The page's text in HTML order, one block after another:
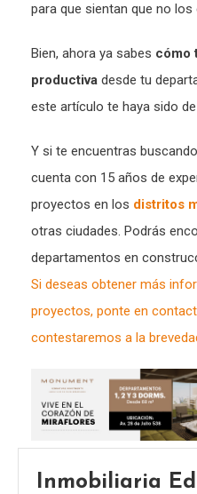
para que sientan que no
Bien, ahora ya sabes cómo
productiva desde tu
este artículo te haya sido
Y si te encuentras
cuenta con 15 años de
proyectos en los distritos
otras ciudades. Podrás
departamentos en
Si deseas obtener más
proyectos, ponte en
contestaremos a la
Inmobiliaria